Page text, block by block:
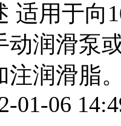
适用于向
动润滑泵
注润滑脂
01-06